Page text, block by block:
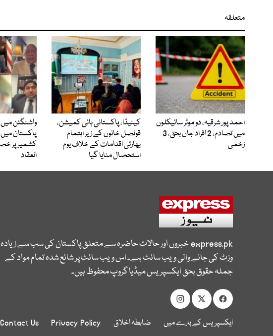
متعلقہ
احمد پور شرقیہ، دو موٹر سائیکلوں
میں تصادم، 2 افراد جاں بحق، 3
زخمی
کینیڈا، پاکستانی ہائی کمیشن،
قونصل خانوں کے زیر اہتمام
بھارتی اقدامات کے خلاف یوم
استحصال منایا گیا
واشنگٹن
پاکستان
کشمیر پر
انعقاد
express.pkخبروں اور حالات حاضرہ سے متعلق پاکستان کی سب سے زیادہ
وزٹ کی جانے والی ویب سائٹ ہے۔ اس ویب سائٹ پر شائع شدہ تمام مواد کے
جملہ حقوق بحق ایکسپریس میڈیا گروپ محفوظ ہیں۔
ایکسپریس کے بارے میں ضابطہ اخلاق Privacy Policy
Contact Us